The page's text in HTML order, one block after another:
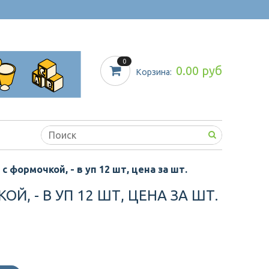
0
Корзина: 0.00 руб
формочкой, - в уп 12 шт, цена за шт.
- В УП 12 ШТ, ЦЕНА ЗА ШТ.